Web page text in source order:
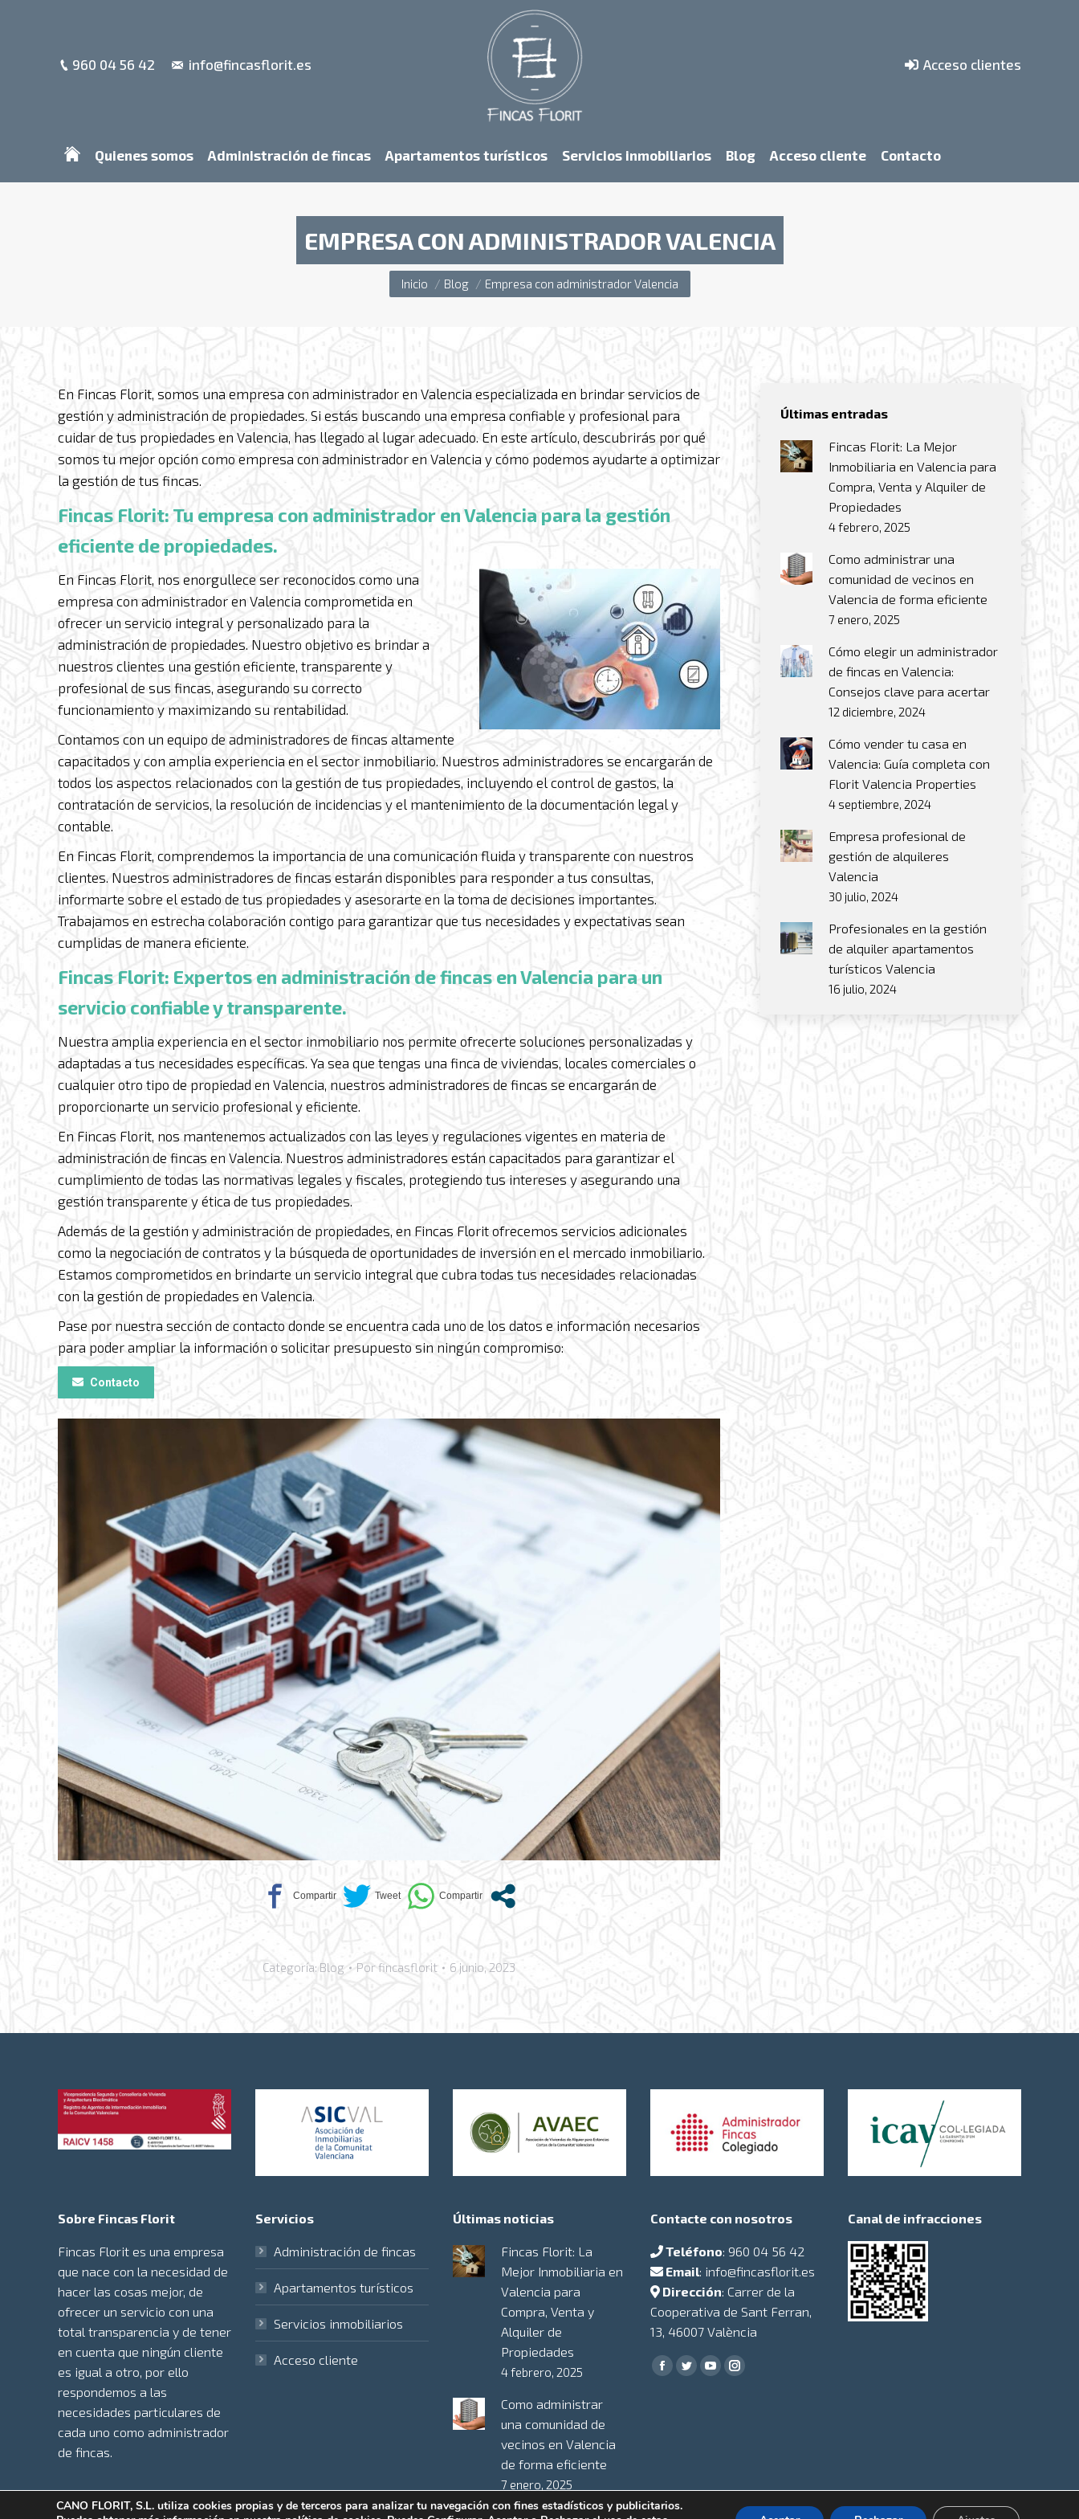
960 04 56 42 info@fincasflorit.es Acceso clientes
Quienes somos Administración de fincas Apartamentos turísticos Servicios inmobiliarios Blog Acceso cliente Contacto
EMPRESA CON ADMINISTRADOR VALENCIA
Estás aquí:
Inicio Blog Empresa con administrador Valencia
En Fincas Florit, somos una empresa con administrador en Valencia especializada en brindar servicios de
gestión y administración de propiedades. Si estás buscando una empresa confiable y profesional para
cuidar de tus propiedades en Valencia, has llegado al lugar adecuado. En este artículo, descubrirás por qué
somos tu mejor opción como empresa con administrador en Valencia y cómo podemos ayudarte a optimizar
la gestión de tus fincas.
Fincas Florit: Tu empresa con administrador en Valencia para la gestión
eficiente de propiedades.
En Fincas Florit, nos enorgullece ser reconocidos como una
empresa con administrador en Valencia comprometida en
ofrecer un servicio integral y personalizado para la
administración de propiedades. Nuestro objetivo es brindar a
nuestros clientes una gestión eficiente, transparente y
profesional de sus fincas, asegurando su correcto
funcionamiento y maximizando su rentabilidad.
Contamos con un equipo de administradores de fincas altamente
capacitados y con amplia experiencia en el sector inmobiliario. Nuestros administradores se encargarán de
todos los aspectos relacionados con la gestión de tus propiedades, incluyendo el control de gastos, la
contratación de servicios, la resolución de incidencias y el mantenimiento de la documentación legal y
contable.
En Fincas Florit, comprendemos la importancia de una comunicación fluida y transparente con nuestros
clientes. Nuestros administradores de fincas estarán disponibles para responder a tus consultas,
informarte sobre el estado de tus propiedades y asesorarte en la toma de decisiones importantes.
Trabajamos en estrecha colaboración contigo para garantizar que tus necesidades y expectativas sean
cumplidas de manera eficiente.
Fincas Florit: Expertos en administración de fincas en Valencia para un
servicio confiable y transparente.
Nuestra amplia experiencia en el sector inmobiliario nos permite ofrecerte soluciones personalizadas y
adaptadas a tus necesidades específicas. Ya sea que tengas una finca de viviendas, locales comerciales o
cualquier otro tipo de propiedad en Valencia, nuestros administradores de fincas se encargarán de
proporcionarte un servicio profesional y eficiente.
En Fincas Florit, nos mantenemos actualizados con las leyes y regulaciones vigentes en materia de
administración de fincas en Valencia. Nuestros administradores están capacitados para garantizar el
cumplimiento de todas las normativas legales y fiscales, protegiendo tus intereses y asegurando una
gestión transparente y ética de tus propiedades.
Además de la gestión y administración de propiedades, en Fincas Florit ofrecemos servicios adicionales
como la negociación de contratos y la búsqueda de oportunidades de inversión en el mercado inmobiliario.
Estamos comprometidos en brindarte un servicio integral que cubra todas tus necesidades relacionadas
con la gestión de propiedades en Valencia.
Pase por nuestra sección de contacto donde se encuentra cada uno de los datos e información necesarios
para poder ampliar la información o solicitar presupuesto sin ningún compromiso:
Contacto
Categoría: Blog Porfincasflorit 6 junio, 2023
Últimas entradas
Fincas Florit: La Mejor
Inmobiliaria en Valencia para
Compra, Venta y Alquiler de
Propiedades
4 febrero, 2025
Como administrar una
comunidad de vecinos en
Valencia de forma eficiente
7 enero, 2025
Cómo elegir un administrador
de fincas en Valencia:
Consejos clave para acertar
12 diciembre, 2024
Cómo vender tu casa en
Valencia: Guía completa con
Florit Valencia Properties
4 septiembre, 2024
Empresa profesional de
gestión de alquileres
Valencia
30 julio, 2024
Profesionales en la gestión
de alquiler apartamentos
turísticos Valencia
16 julio, 2024
Sobre Fincas Florit
Fincas Florit es una empresa
que nace con la necesidad de
hacer las cosas mejor, de
ofrecer un servicio con una
total transparencia y de tener
en cuenta que ningún cliente
es igual a otro, por ello
respondemos a las
necesidades particulares de
cada uno como administrador
de fincas.
Servicios
Administración de fincas
Apartamentos turísticos
Servicios inmobiliarios
Acceso cliente
Últimas noticias
Fincas Florit: La
Mejor Inmobiliaria en
Valencia para
Compra, Venta y
Alquiler de
Propiedades
4 febrero, 2025
Como administrar
una comunidad de
vecinos en Valencia
de forma eficiente
7 enero, 2025
Contacte con nosotros
Teléfono: 960 04 56 42
Email: info@fincasflorit.es
Dirección: Carrer de la
Cooperativa de Sant Ferran,
13, 46007 València
Encuéntranos en:
Facebook
TwitterYouTubeInstagram
Canal de infracciones
CANO FLORIT, S.L. utiliza cookies propias y de terceros para analizar tu navegación con fines estadísticos y publicitarios.